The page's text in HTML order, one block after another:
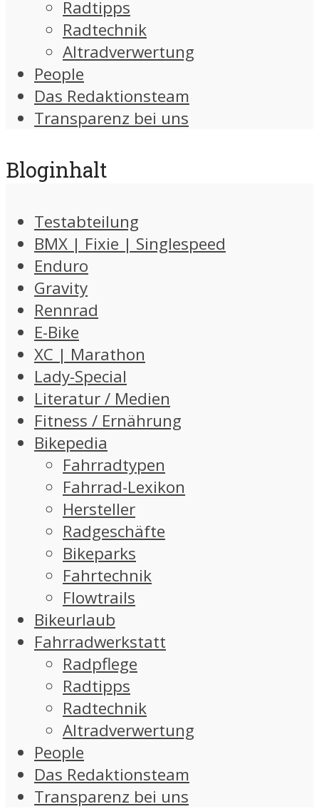
Radtipps
Radtechnik
Altradverwertung
People
Das Redaktionsteam
Transparenz bei uns
Bloginhalt
Testabteilung
BMX | Fixie | Singlespeed
Enduro
Gravity
Rennrad
E-Bike
XC | Marathon
Lady-Special
Literatur / Medien
Fitness / Ernährung
Bikepedia
Fahrradtypen
Fahrrad-Lexikon
Hersteller
Radgeschäfte
Bikeparks
Fahrtechnik
Flowtrails
Bikeurlaub
Fahrradwerkstatt
Radpflege
Radtipps
Radtechnik
Altradverwertung
People
Das Redaktionsteam
Transparenz bei uns